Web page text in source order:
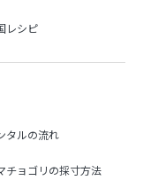
レシピ
タルの流れ
チョゴリの採寸方法